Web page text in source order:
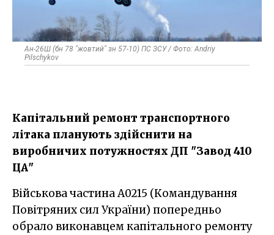
Ан-26Ш (бн 78 "жовтий" зн 57-10) ПС ЗСУ / Фото: Andriy
Pilschykov
Капітальний ремонт транспортного
літака планують здійснити на
виробничих потужностях ДП "Завод 410
ЦА"
Військова частина А0215 (Командування
Повітряних сил України) попередньо
обрало виконавцем капітального ремонту